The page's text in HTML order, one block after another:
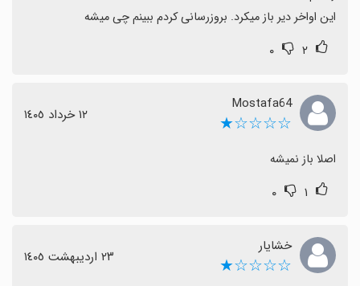
این اواخر دیر باز میکرد. بروزرسانی کردم ببینم چی میشه
۲ ۰
Mostafa64
☆☆☆☆★ ١٢ خرداد ١٤٠٥
اصلا باز نمیشه
۱ ۰
خشایار
☆☆☆☆★ ٢٣ اردیبهشت ١٤٠٥